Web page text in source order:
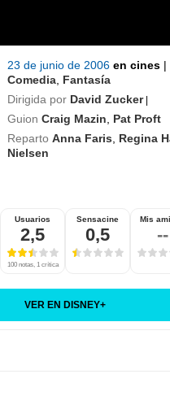
23 de junio de 2006en cines |
Comedia Fantasía
Dirigida por David Zucker |
Guion Craig Mazin
Pat Proft
Reparto Anna Faris Regina
Nielsen
Usuarios
2,5
100 notas, 1 crítica
Sensacine
0,5
Mis
--
VER EN DISNEY+